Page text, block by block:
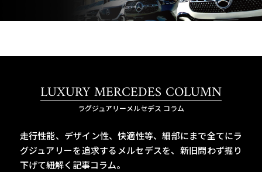
LUXURY MERCEDES COLUMN
ラグジュアリーメルセデス コラム
走行性能、デザイン性、快適性等、細部にまで全てにラ
グジュアリーを追求するメルセデスを、 新旧問わず掘り
下げて紐解く記事コラム。